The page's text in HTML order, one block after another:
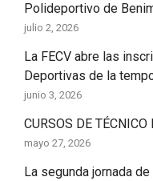
Polideportivo de
julio 2, 2026
La FECV abre las
Deportivas de la
junio 3, 2026
CURSOS DE
mayo 27, 2026
La segunda jornada